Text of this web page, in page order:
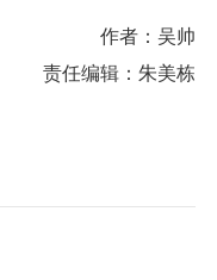
作者：吴帅
责任编辑：朱美栋